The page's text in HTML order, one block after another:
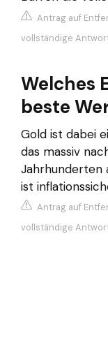
Antrag auf
vollständige
Welches
beste
Gold ist dabei
das massiv
Jahrhunderten
ist
Antrag auf
vollständige